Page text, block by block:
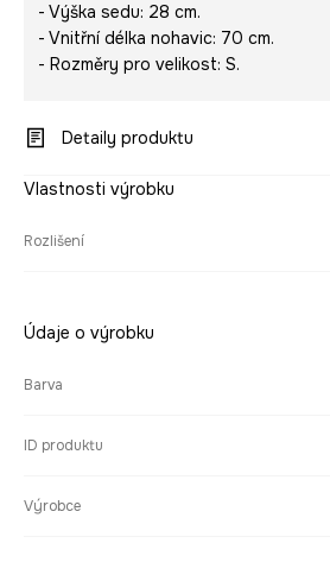
- Výška sedu: 28 cm.
- Vnitřní délka nohavic: 70 cm.
- Rozměry pro velikost: S.
Detaily produktu
Vlastnosti výrobku
Rozlišení
Údaje o výrobku
Barva
ID produktu
Výrobce